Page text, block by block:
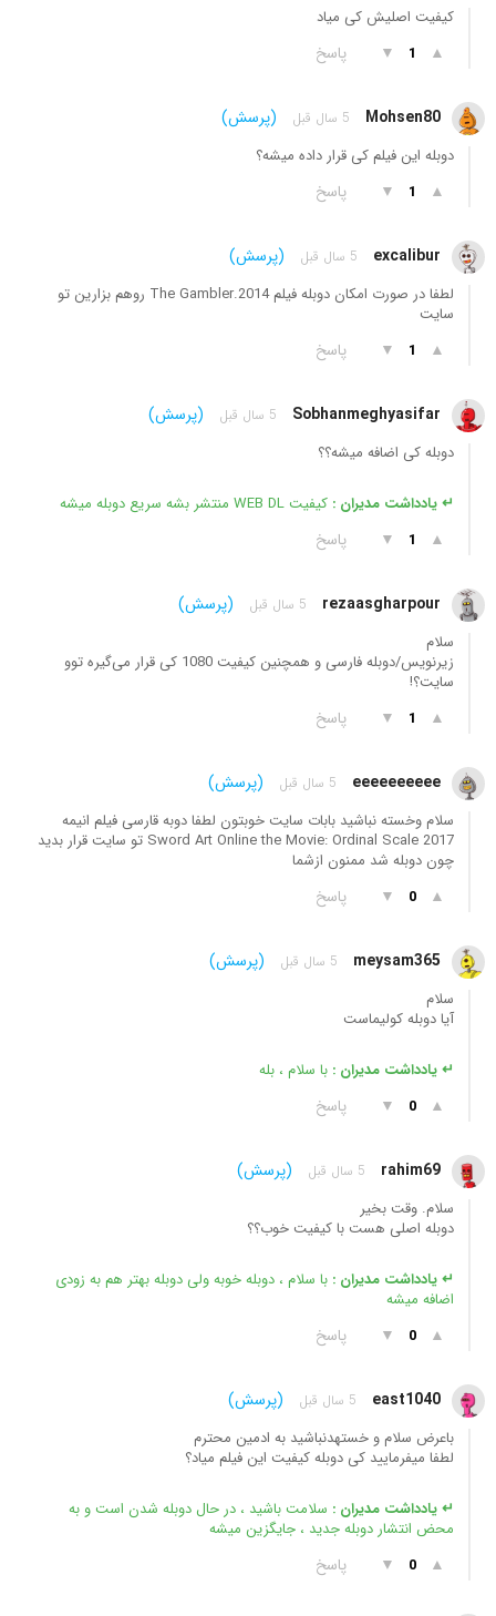
کیفیت اصلیش کی میاد
▲
1
▼ پاسخ
Mohsen80 5 سال قبل (پرسش)
دوبله این فیلم کی قرار داده میشه؟
▲
1
▼ پاسخ
excalibur 5 سال قبل (پرسش)
لطفا در صورت امکان دوبله فیلم The Gambler.2014 روهم بزارین تو
سایت
▲
1
▼ پاسخ
Sobhanmeghyasifar 5 سال قبل (پرسش)
دوبله کی اضافه میشه؟؟
↵ یادداشت مدیران : کیفیت WEB DL منتشر بشه سریع دوبله میشه
▲
1
▼ پاسخ
rezaasgharpour 5 سال قبل (پرسش)
سلام
زیرنویس/دوبله فارسی و همچنین کیفیت 1080 کی قرار می‌گیره توو
سایت؟!
▲
1
▼ پاسخ
eeeeeeeeee 5 سال قبل (پرسش)
سلام وخسته نباشید بابات سایت خوبتون لطفا دوبه قارسی فیلم انیمه
Sword Art Online the Movie: Ordinal Scale 2017 تو سایت قرار بدید
چون دوبله شد ممنون ازشما
▲
0
▼ پاسخ
meysam365 5 سال قبل (پرسش)
سلام
آیا دوبله کولیماست
↵ یادداشت مدیران : با سلام ، بله
▲
0
▼ پاسخ
rahim69 5 سال قبل (پرسش)
سلام. وقت بخیر
دوبله اصلی هست با کیفیت خوب؟؟
↵ یادداشت مدیران : با سلام ، دوبله خوبه ولی دوبله بهتر هم به زودی
اضافه میشه
▲
0
▼ پاسخ
east1040 5 سال قبل (پرسش)
باعرض سلام و خستهدنباشید به ادمین محترم
لطفا میفرمایید کی دوبله کیفیت این فیلم میاد؟
↵ یادداشت مدیران : سلامت باشید ، در حال دوبله شدن است و به
محض انتشار دوبله جدید ، جایگزین میشه
▲
0
▼ پاسخ